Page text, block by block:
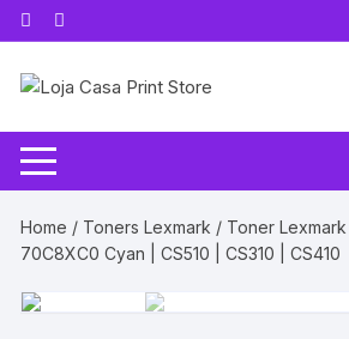
Pular
para
conteúdo
Home / Toners Lexmark / Toner
70C8XC0 Cyan | CS510 | CS310 | CS410